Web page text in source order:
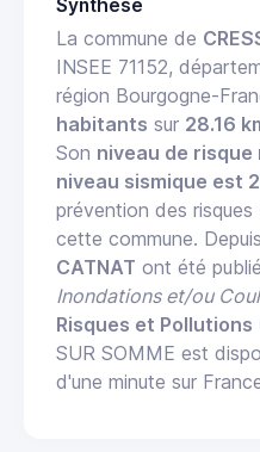
Synthèse
La commune de
INSEE 71152,
région Bourgogne-
habitants sur 28.16
Son niveau de risque
niveau sismique est 2
prévention des
cette commune.
CATNAT ont été
Inondations et/ou
Risques et Pollutions
SUR SOMME est
d'une minute sur